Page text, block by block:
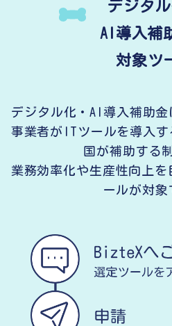
デジタル
AI導入補
対象ツ
デジタル化・AI導入補助
事業者がITツールを導入
国が補助する
業務効率化や生産性向上
ールが対象